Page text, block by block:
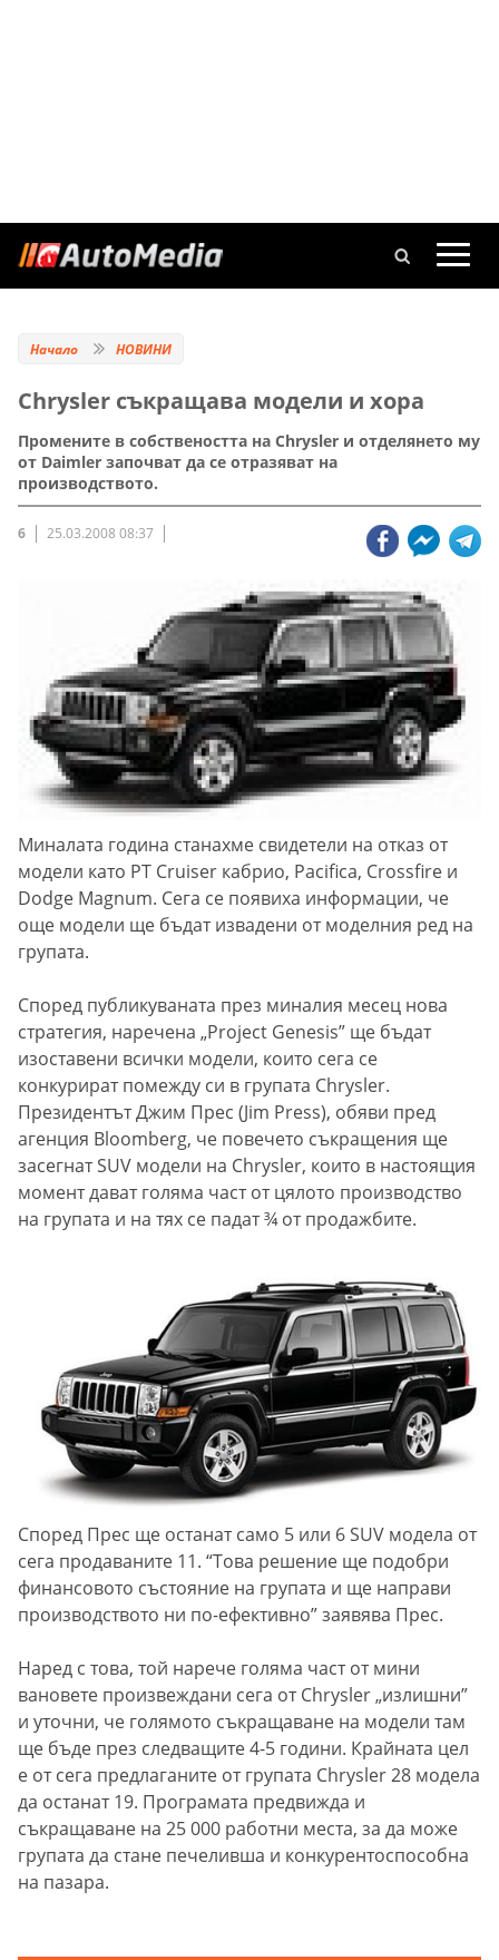
Начало НОВИНИ
Chrysler съкращава модели и хора
Промените в собствеността на Chrysler и отделянето му
от Daimler започват да се отразяват на
производството.
6 25.03.2008 08:37
Миналата година станахме свидетели на отказ от
модели като PT Cruiser кабрио, Pacifica, Crossfire и
Dodge Magnum. Сега се появиха информации, че
още модели ще бъдат извадени от моделния ред на
групата.
Според публикуваната през миналия месец нова
стратегия, наречена „Project Genesis” ще бъдат
изоставени всички модели, които сега се
конкурират помежду си в групата Chrysler.
Президентът Джим Прес (Jim Press), обяви пред
агенция Bloomberg, че повечето съкращения ще
засегнат SUV модели на Chrysler, които в настоящия
момент дават голяма част от цялото производство
на групата и на тях се падат ¾ от продажбите.
Според Прес ще останат само 5 или 6 SUV модела от
сега продаваните 11. “Това решение ще подобри
финансовото състояние на групата и ще направи
производството ни по-ефективно” заявява Прес.
Наред с това, той нарече голяма част от мини
вановете произвеждани сега от Chrysler „излишни”
и уточни, че голямото съкращаване на модели там
ще бъде през следващите 4-5 години. Крайната цел
е от сега предлаганите от групата Chrysler 28 модела
да останат 19. Програмата предвижда и
съкращаване на 25 000 работни места, за да може
групата да стане печеливша и конкурентоспособна
на пазара.